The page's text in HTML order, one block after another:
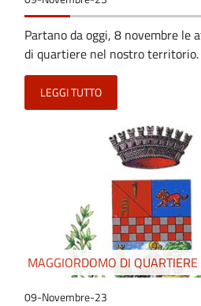
Partano da oggi, 8 novembre le
di quartiere nel nostro territorio.
LEGGI TUTTO
MAGGIORDOMO DI QUARTIERE
09-Novembre-23